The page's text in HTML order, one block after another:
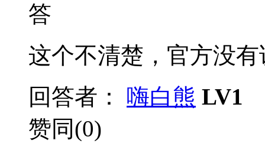
答
这个不清楚，官方没有
回答者：
嗨白熊 LV1
赞同(0)